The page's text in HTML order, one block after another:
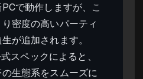
で動作しますが、こ
密度の高いパーティ
が追加されます。
スペックによると、
生態系をスムーズに